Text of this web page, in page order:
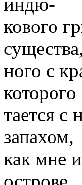
кового
ного с
которого
тается с
запахом,
как мне
острове